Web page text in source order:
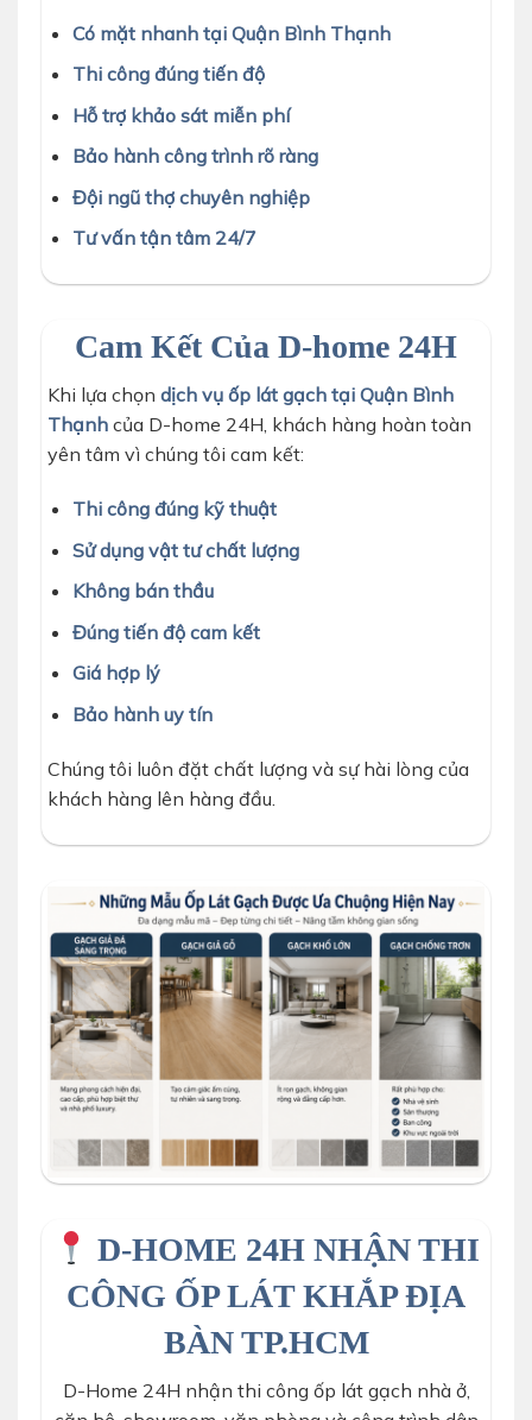
Có mặt nhanh tại Quận Bình Thạnh
Thi công đúng tiến độ
Hỗ trợ khảo sát miễn phí
Bảo hành công trình rõ ràng
Đội ngũ thợ chuyên nghiệp
Tư vấn tận tâm 24/7
Cam Kết Của D-home 24H
Khi lựa chọn dịch vụ ốp lát gạch tại Quận Bình
Thạnh của D-home 24H, khách hàng hoàn toàn
yên tâm vì chúng tôi cam kết:
Thi công đúng kỹ thuật
Sử dụng vật tư chất lượng
Không bán thầu
Đúng tiến độ cam kết
Giá hợp lý
Bảo hành uy tín
Chúng tôi luôn đặt chất lượng và sự hài lòng của
khách hàng lên hàng đầu.
D-HOME 24H NHẬN THI
CÔNG ỐP LÁT KHẮP ĐỊA
BÀN TP.HCM
D-Home 24H nhận thi công ốp lát gạch nhà ở,